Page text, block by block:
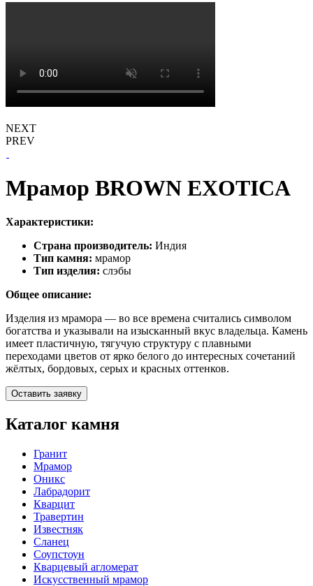
NEXT
PREV
Мрамор BROWN EXOTICA
Характеристики:
Страна производитель: Индия
Тип камня: мрамор
Тип изделия: слэбы
Общее описание:
Изделия из мрамора — во все времена считались символом
богатства и указывали на изысканный вкус владельца. Камень
имеет пластичную, тягучую структуру с плавными
переходами цветов от ярко белого до интересных сочетаний
жёлтых, бордовых, серых и красных оттенков.
Оставить заявку
Каталог камня
Гранит
Мрамор
Оникс
Лабрадорит
Кварцит
Травертин
Известняк
Сланец
Соупстоун
Кварцевый агломерат
Искусственный мрамор